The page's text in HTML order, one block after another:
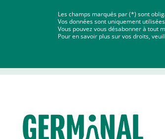
Les champs marqués par (*) sont
Vos données sont uniquement
Vous pouvez vous désabonner à tout
Pour en savoir plus sur vos droits,